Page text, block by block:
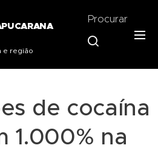
e região
Procurar
de cocaína
1.000% na